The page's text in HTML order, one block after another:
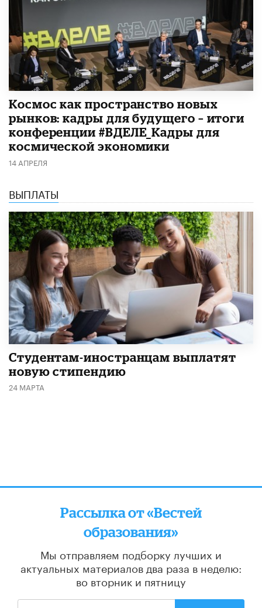
Космос как пространство новых
рынков: кадры для будущего – итоги
конференции #ВДЕЛЕ_Кадры для
космической экономики
14 АПРЕЛЯ
ВЫПЛАТЫ
Студентам-иностранцам выплатят
новую стипендию
24 МАРТА
Рассылка от «Вестей
образования»
Мы отправляем подборку лучших и
актуальных материалов два раза в неделю:
во вторник и пятницу